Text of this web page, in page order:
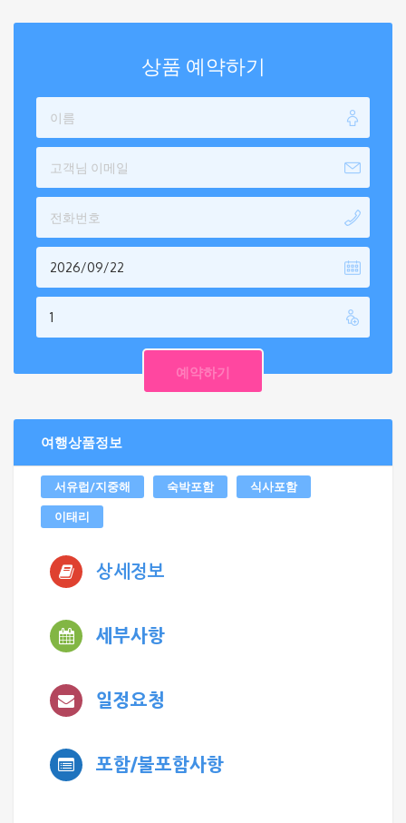
상품 예약하기
2026/09/22
여행상품정보
서유럽/지중해 숙박포함 식사포함
이태리
상세정보
세부사항
일정요청
포함/불포함사항